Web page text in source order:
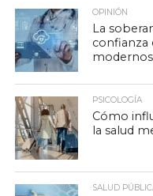
OPINIÓN
La
confianza
modernos
PSICOLOGÍA
Cómo
la salud
SALUD